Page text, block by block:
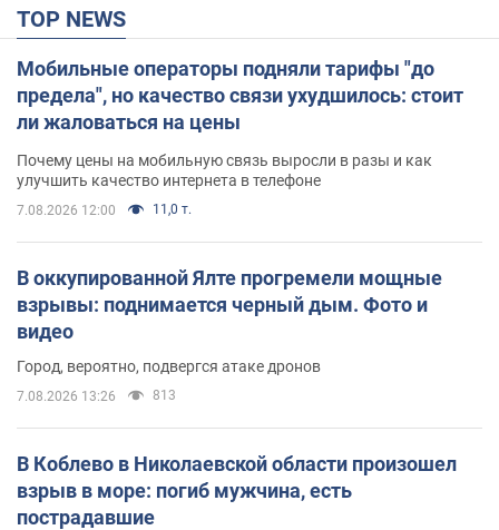
TOP NEWS
Мобильные операторы подняли тарифы "до
предела", но качество связи ухудшилось: стоит
ли жаловаться на цены
Почему цены на мобильную связь выросли в разы и как
улучшить качество интернета в телефоне
7.08.2026 12:00 11,0 т.
В оккупированной Ялте прогремели мощные
взрывы: поднимается черный дым. Фото и
видео
Город, вероятно, подвергся атаке дронов
7.08.2026 13:26 813
В Коблево в Николаевской области произошел
взрыв в море: погиб мужчина, есть
пострадавшие